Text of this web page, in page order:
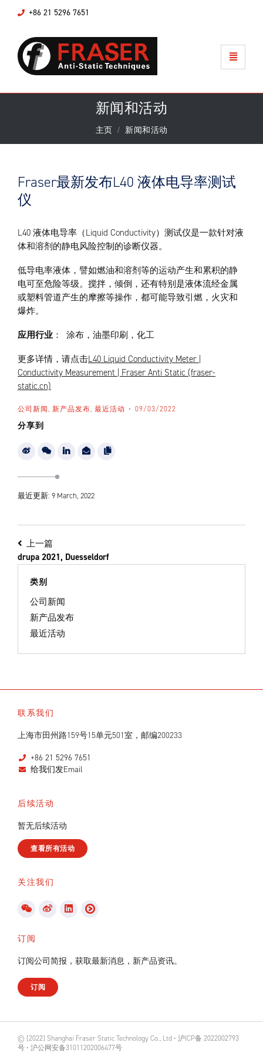
+86 21 5296 7651
新闻和活动
主页 新闻和活动
Fraser最新发布L40 液体电导率测试
仪
L40 液体电导率（Liquid Conductivity）测试仪是一款针对液
体和溶剂的静电风险控制的诊断仪器。
低导电率液体，譬如燃油和溶剂等的运动产生和累积的静
电可至危险等级。搅拌，倾倒，还有特别是液体流经金属
或塑料管道产生的摩擦等操作，都可能导致引燃，火灾和
爆炸。
应用行业 ： 涂布，油墨印刷，化工
更多详情，请点击L40 Liquid Conductivity Meter |
Conductivity Measurement | Fraser Anti Static (fraser-
static.cn)
公司新闻, 新产品发布, 最近活动 09/03/2022
分享到
最近更新: 9 March, 2022
上一篇
drupa 2021, Duesseldorf
类别
公司新闻
新产品发布
最近活动
联系我们
上海市田州路159号15单元501室，邮编200233
+86 21 5296 7651
给我们发Email
后续活动
暂无后续活动
查看所有活动
关注我们
订阅
订阅公司简报，获取最新消息，新产品资讯。
订阅
© [2022] Shanghai Fraser Static Technology Co., Ltd • 沪ICP备 2022002793
号 • 沪公网安备31011202006477号